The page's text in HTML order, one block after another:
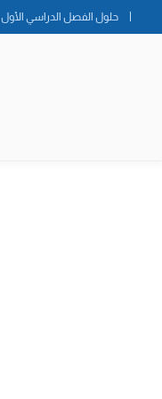
حلول الفصل الدراسي الأول